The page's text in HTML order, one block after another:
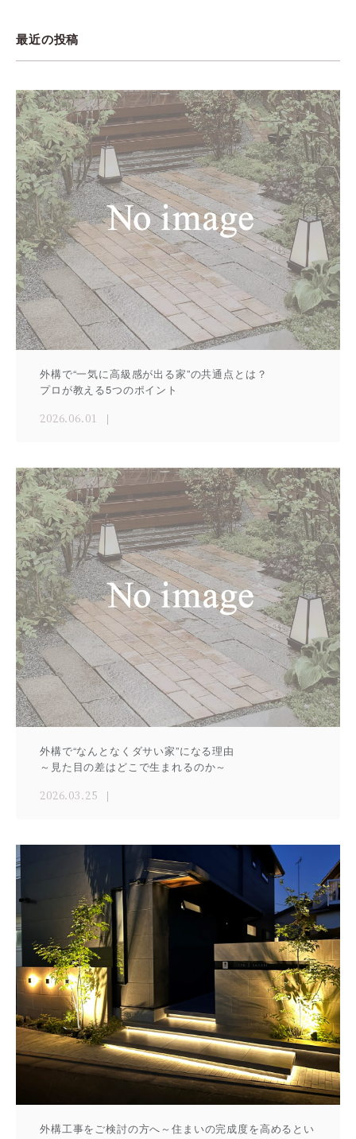
最近の投稿
外構で“一気に高級感が出る家”の共通点とは？
プロが教える5つのポイント
2026.06.01
外構で“なんとなくダサい家”になる理由
～見た目の差はどこで生まれるのか～
2026.03.25
外構工事をご検討の方へ～住まいの完成度を高めるとい